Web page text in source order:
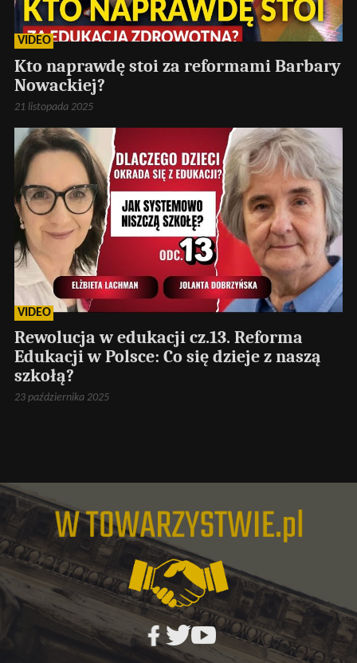
VIDEO
Kto naprawdę stoi za reformami Barbary
Nowackiej?
21 listopada 2025
VIDEO
Rewolucja w edukacji cz.13. Reforma
Edukacji w Polsce: Co się dzieje z naszą
szkołą?
23 października 2025